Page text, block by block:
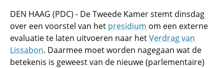
DEN HAAG (PDC) - De Tweede Kamer stemt dinsdag
over een voorstel van het presidium om een externe
evaluatie te laten uitvoeren naar hetVerdrag van
Lissabon. Daarmee moet worden nagegaan wat de
betekenis is geweest van de nieuwe (parlementaire)